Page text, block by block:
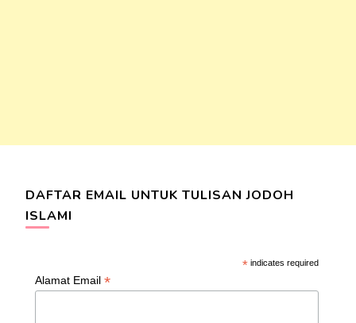
DAFTAR EMAIL UNTUK TULISAN JODOH
ISLAMI
* indicates required
Alamat Email *